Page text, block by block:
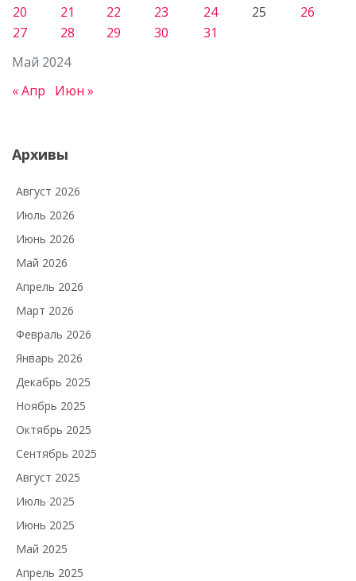
Май 2024
20 21 22 23 24 25
26
27
28 29 30 31
« Апр Июн »
Архивы
Август 2026
Июль 2026
Июнь 2026
Май 2026
Апрель 2026
Март 2026
Февраль 2026
Январь 2026
Декабрь 2025
Ноябрь 2025
Октябрь 2025
Сентябрь 2025
Август 2025
Июль 2025
Июнь 2025
Май 2025
Апрель 2025